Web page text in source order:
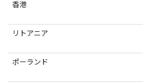
香港
リトアニア
ポーランド